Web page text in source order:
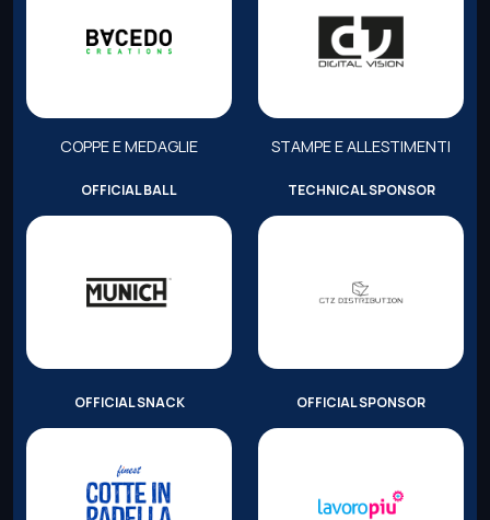
COPPE E MEDAGLIE STAMPE E ALLESTIMENTI
OFFICIAL BALL TECHNICAL SPONSOR
OFFICIAL SNACK OFFICIAL SPONSOR